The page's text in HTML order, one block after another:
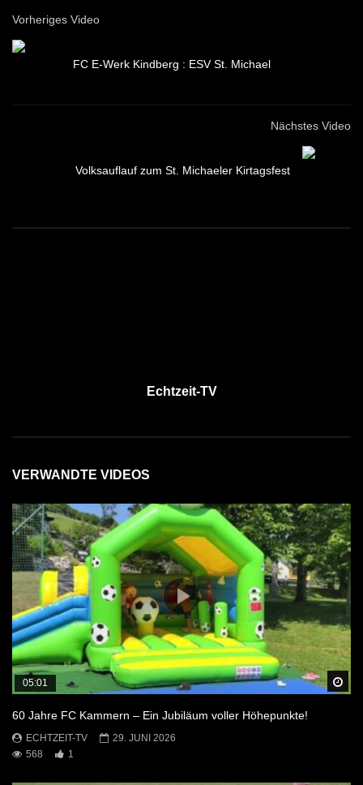
Vorheriges Video
FC E-Werk Kindberg : ESV St. Michael
Nächstes Video
Volksauflauf zum St. Michaeler Kirtagsfest
Echtzeit-TV
VERWANDTE VIDEOS
05:01
60 Jahre FC Kammern – Ein Jubiläum voller Höhepunkte!
ECHTZEIT-TV
29. JUNI 2026
568
1